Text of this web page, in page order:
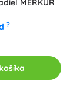
MERKUR
?